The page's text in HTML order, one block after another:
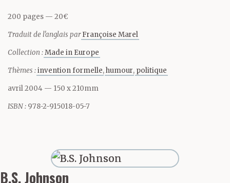
« Mon fils : j’ai, pour les
besoins de ce roman,
fait office de mère
depuis dix-huit ans et
cinq mois à ce jour
admettant que ta
conception se soit
200 pages 20€
Traduit de l'anglais par Françoise Marel
Collection :Made in Europe
Thèmes :invention formelle humour politique
avril 2004 — 150 x 210mm
ISBN : 978-2-915018-05-7
B.S. Johnson